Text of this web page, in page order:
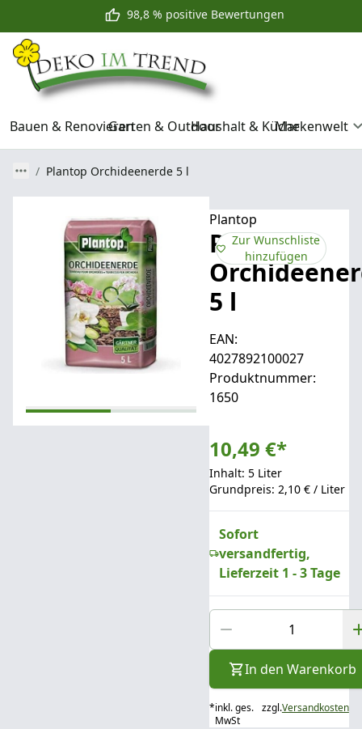
98,8 % positive Bewertungen
Bauen & RenovierenGarten & OutdoorHaushalt & KücheMarkenwelt
Plantop Orchideenerde 5 l
Plantop
Plantop
5 l
EAN:
4027892100027
Produktnummer:
1650
10,49 €*
Inhalt: 5 Liter
Grundpreis: 2,10 € / Liter
Zur Wunschliste
hinzufügen
Sofort
versandfertig,
Lieferzeit 1 - 3 Tage
In den Warenkorb
*inkl. ges.
MwSt
zzgl.Versandkosten